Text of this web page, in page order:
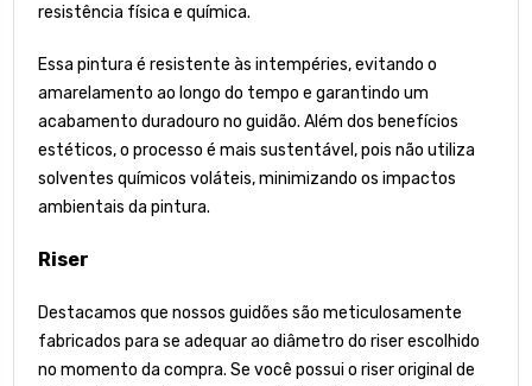
resistência física e química.
Essa pintura é resistente às intempéries, evitando o
amarelamento ao longo do tempo e garantindo um
acabamento duradouro no guidão. Além dos benefícios
estéticos, o processo é mais sustentável, pois não utiliza
solventes químicos voláteis, minimizando os impactos
ambientais da pintura.
Riser
Destacamos que nossos guidões são meticulosamente
fabricados para se adequar ao diâmetro do riser escolhido
no momento da compra. Se você possui o riser original de